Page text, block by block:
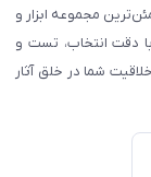
مجموعه ابزار و
دقت انتخاب، تست و
شما در خلق آثار